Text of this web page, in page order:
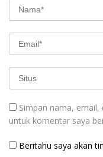
Simpan nama,
untuk komentar saya
Beritahu saya akan